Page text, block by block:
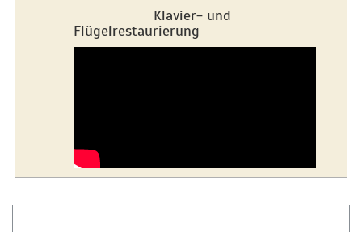
Klavier- und
Flügelrestaurierung